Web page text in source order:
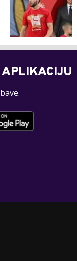
APLIKACIJU